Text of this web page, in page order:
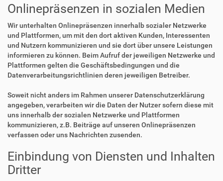
Onlinepräsenzen in sozialen Medien
Wir unterhalten Onlinepräsenzen innerhalb sozialer Netzwerke
und Plattformen, um mit den dort aktiven Kunden, Interessenten
und Nutzern kommunizieren und sie dort über unsere Leistungen
informieren zu können. Beim Aufruf der jeweiligen Netzwerke und
Plattformen gelten die Geschäftsbedingungen und die
Datenverarbeitungsrichtlinien deren jeweiligen Betreiber.
Soweit nicht anders im Rahmen unserer Datenschutzerklärung
angegeben, verarbeiten wir die Daten der Nutzer sofern diese mit
uns innerhalb der sozialen Netzwerke und Plattformen
kommunizieren, z.B. Beiträge auf unseren Onlinepräsenzen
verfassen oder uns Nachrichten zusenden.
Einbindung von Diensten und Inhalten
Dritter